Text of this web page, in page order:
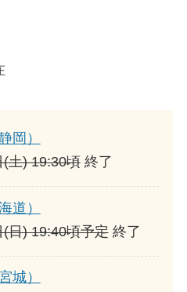
岡）
土) 19:30頃終了
道）
日) 19:40頃予定終了
城）